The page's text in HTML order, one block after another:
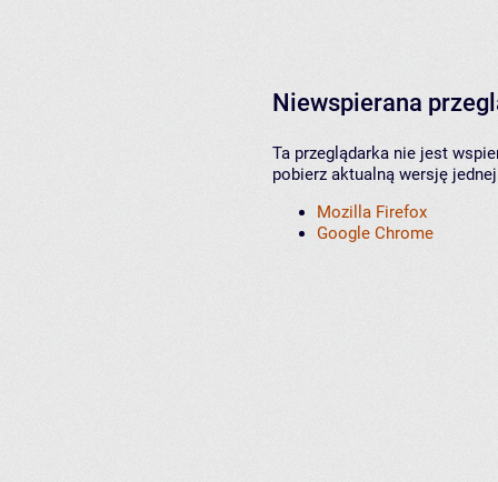
Niewspierana
Ta przeglądarka nie jest
pobierz aktualną wersję
Mozilla Firefox
Google Chrome